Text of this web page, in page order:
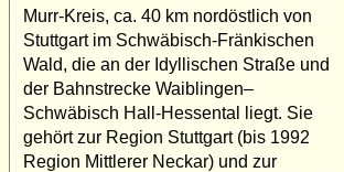
Murr-Kreis, ca. 40 km nordöstlich von
Stuttgart im Schwäbisch-Fränkischen
Wald, die an der Idyllischen Straße und
der Bahnstrecke Waiblingen–
Schwäbisch Hall-Hessental liegt. Sie
gehört zur Region Stuttgart (bis 1992
Region Mittlerer Neckar) und zur